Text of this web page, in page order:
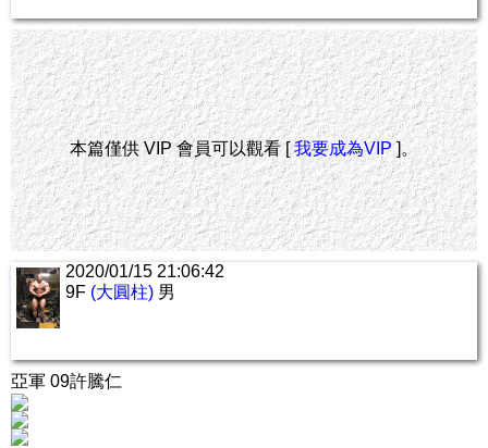
本篇僅供 VIP 會員可以觀看 [我要成為VIP]。
2020/01/15 21:06:42
9F (大圓柱) 男
亞軍 09許騰仁